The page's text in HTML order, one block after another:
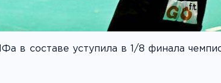
в составе уступила в 1/8 финала